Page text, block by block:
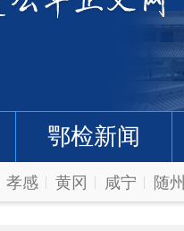
鄂检新闻
孝感 黄冈 咸宁 随州